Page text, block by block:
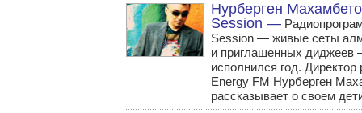
Нурберген
Session —
Session — живые сеты
и приглашенных диджеев
исполнился год. Директор
Energy FM Нурберген
рассказывает о своем